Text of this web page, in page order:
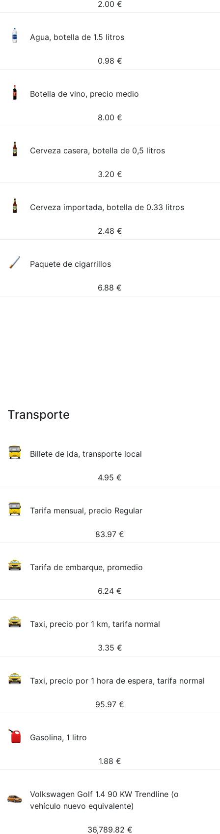
2.00 €
Agua, botella de 1.5 litros
0.98 €
Botella de vino, precio medio
8.00 €
Cerveza casera, botella de 0,5 litros
3.20 €
Cerveza importada, botella de 0.33 litros
2.48 €
Paquete de cigarrillos
6.88 €
Transporte
Billete de ida, transporte local
4.95 €
Tarifa mensual, precio Regular
83.97 €
Tarifa de embarque, promedio
6.24 €
Taxi, precio por 1 km, tarifa normal
3.35 €
Taxi, precio por 1 hora de espera, tarifa normal
95.97 €
Gasolina, 1 litro
1.88 €
Volkswagen Golf 1.4 90 KW Trendline (o
vehículo nuevo equivalente)
36,789.82 €